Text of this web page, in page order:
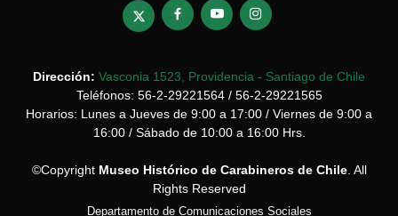
Dirección: Vasconia 1523, Providencia - Santiago de Chile
Teléfonos: 56-2-29221564 / 56-2-29221565
Horarios: Lunes a Jueves de 9:00 a 17:00 / Viernes de 9:00 a
16:00 / Sábado de 10:00 a 16:00 Hrs.
©Copyright Museo Histórico de Carabineros de Chile. All
Rights Reserved
Departamento de Comunicaciones Sociales